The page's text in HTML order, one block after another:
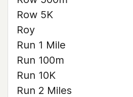
Row 5K
Roy
Run 1 Mile
Run 100m
Run 10K
Run 2 Miles